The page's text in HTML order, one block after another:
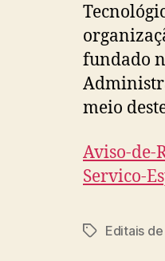
fundado
meio
Aviso-de-
Servico-
TagsEditais